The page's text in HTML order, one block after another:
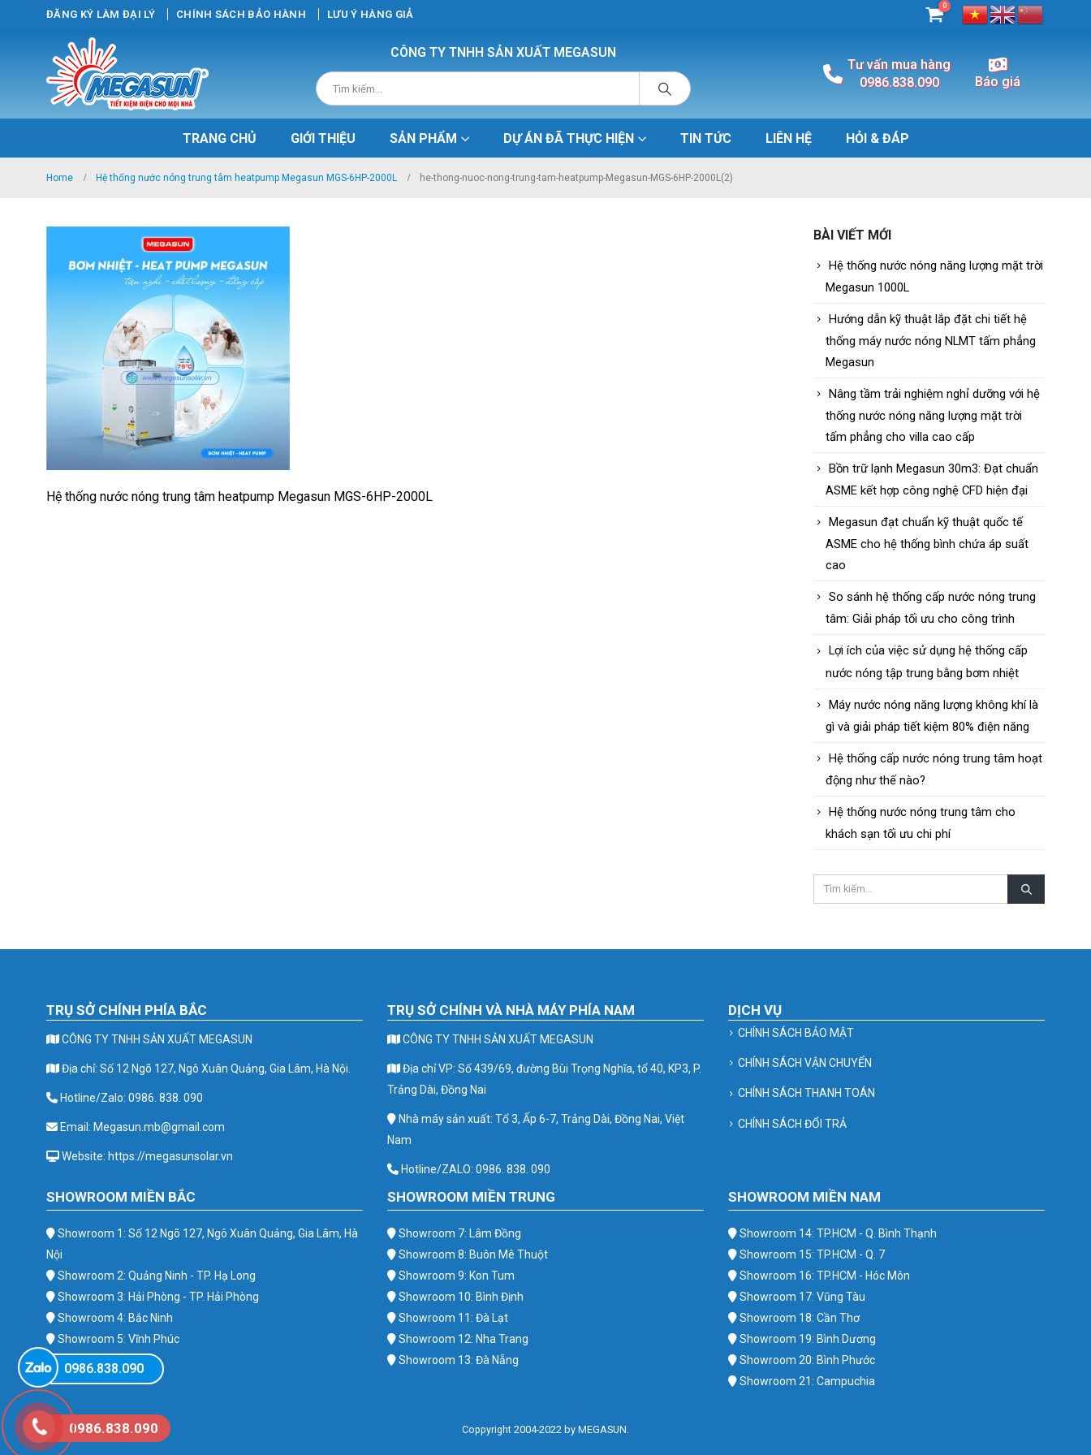
ĐĂNG KÝ LÀM ĐẠI LÝ CHÍNH SÁCH BẢO HÀNH LƯU Ý HÀNG GIẢ
0
CÔNG TY TNHH SẢN XUẤT MEGASUN
Tư vấn mua hàng
0986.838.090
Báo giá
TRANG CHỦ GIỚI THIỆU SẢN PHẨM DỰ ÁN ĐÃ THỰC HIỆN TIN TỨC LIÊN HỆ HỎI & ĐÁP
Home Hệ thống nước nóng trung tâm heatpump Megasun MGS-6HP-2000L he-thong-nuoc-nong-trung-tam-heatpump-Megasun-MGS-6HP-2000L(2)
Hệ thống nước nóng trung tâm heatpump Megasun MGS-6HP-2000L
BÀI VIẾT MỚI
Hệ thống nước nóng năng lượng mặt trời
Megasun 1000L
Hướng dẫn kỹ thuật lắp đặt chi tiết hệ
thống máy nước nóng NLMT tấm phẳng
Megasun
Nâng tầm trải nghiệm nghỉ dưỡng với hệ
thống nước nóng năng lượng mặt trời
tấm phẳng cho villa cao cấp
Bồn trữ lạnh Megasun 30m3: Đạt chuẩn
ASME kết hợp công nghệ CFD hiện đại
Megasun đạt chuẩn kỹ thuật quốc tế
ASME cho hệ thống bình chứa áp suất
cao
So sánh hệ thống cấp nước nóng trung
tâm: Giải pháp tối ưu cho công trình
Lợi ích của việc sử dụng hệ thống cấp
nước nóng tập trung bằng bơm nhiệt
Máy nước nóng năng lượng không khí là
gì và giải pháp tiết kiệm 80% điện năng
Hệ thống cấp nước nóng trung tâm hoạt
động như thế nào?
Hệ thống nước nóng trung tâm cho
khách sạn tối ưu chi phí
TRỤ SỞ CHÍNH PHÍA BẮC
CÔNG TY TNHH SẢN XUẤT MEGASUN
Địa chỉ: Số 12 Ngõ 127, Ngô Xuân Quảng, Gia Lâm, Hà Nội.
Hotline/Zalo: 0986. 838. 090
Email: Megasun.mb@gmail.com
Website: https://megasunsolar.vn
TRỤ SỞ CHÍNH VÀ NHÀ MÁY PHÍA NAM
CÔNG TY TNHH SẢN XUẤT MEGASUN
Địa chỉ VP: Số 439/69, đường Bùi Trọng Nghĩa, tổ 40, KP3, P.
Trảng Dài, Đồng Nai
Nhà máy sản xuất: Tổ 3, Ấp 6-7, Trảng Dài, Đồng Nai, Việt
Nam
Hotline/ZALO: 0986. 838. 090
DỊCH VỤ
CHÍNH SÁCH BẢO MẬT
CHÍNH SÁCH VẬN CHUYỂN
CHÍNH SÁCH THANH TOÁN
CHÍNH SÁCH ĐỔI TRẢ
SHOWROOM MIỀN BẮC
Showroom 1: Số 12 Ngõ 127, Ngô Xuân Quảng, Gia Lâm, Hà
Nội
Showroom 2: Quảng Ninh - TP. Hạ Long
Showroom 3: Hải Phòng - TP. Hải Phòng
Showroom 4: Bắc Ninh
Showroom 5: Vĩnh Phúc
Showroom 6: Ba Vì
SHOWROOM MIỀN TRUNG
Showroom 7: Lâm Đồng
Showroom 8: Buôn Mê Thuột
Showroom 9: Kon Tum
Showroom 10: Bình Định
Showroom 11: Đà Lạt
Showroom 12: Nha Trang
Showroom 13: Đà Nẵng
SHOWROOM MIỀN NAM
Showroom 14: TP.HCM - Q. Bình Thạnh
Showroom 15: TP.HCM - Q. 7
Showroom 16: TP.HCM - Hóc Môn
Showroom 17: Vũng Tàu
Showroom 18: Cần Thơ
Showroom 19: Bình Dương
Showroom 20: Bình Phước
Showroom 21: Campuchia
Coppyright 2004-2022 by MEGASUN.
0986.838.090
0986.838.090